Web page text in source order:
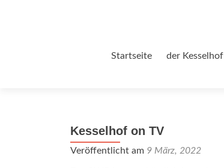
Startseite der Kesselhof
Kesselhof on TV
Veröffentlicht am 9 März, 2022